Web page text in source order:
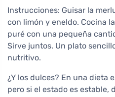
Instrucciones: Guisar la
con limón y eneldo. Cocina
puré con una pequeña
Sirve juntos. Un plato
nutritivo.
¿Y los dulces? En una dieta
pero si el estado es estable,